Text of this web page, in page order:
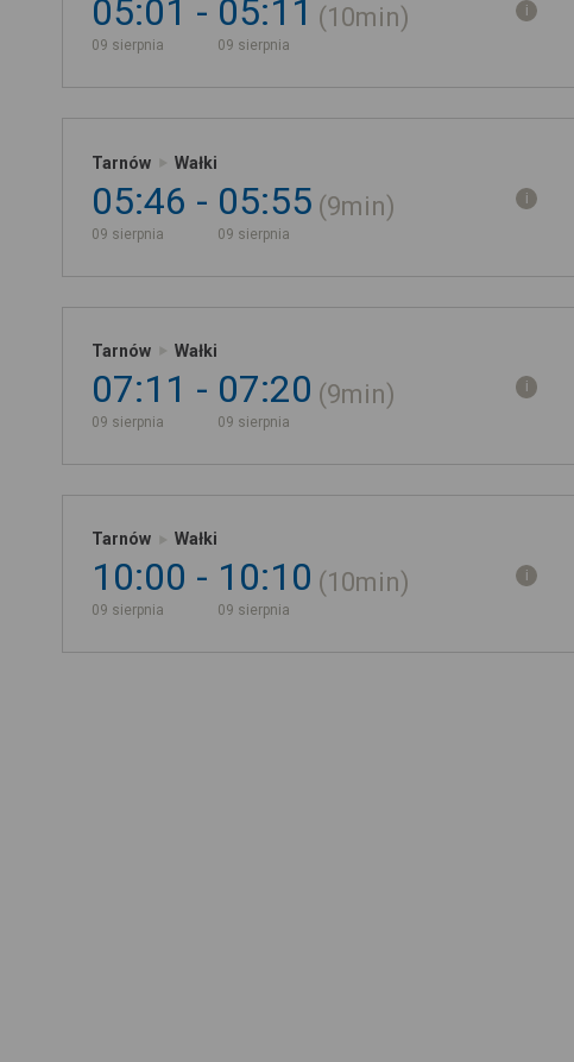
05:01
09 sierpnia
05:11
09 sierpnia
10min
Tarnów Wałki
05:46
09 sierpnia
05:55
09 sierpnia
9min
Tarnów Wałki
07:11
09 sierpnia
07:20
09 sierpnia
9min
Tarnów Wałki
10:00
09 sierpnia
10:10
09 sierpnia
10min